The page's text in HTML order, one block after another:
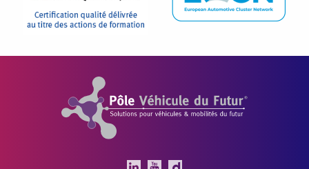
Pôle Véhicule du Futur